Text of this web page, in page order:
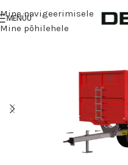
Mine navigeerimisele
Mine põhilehele
MENÜÜ